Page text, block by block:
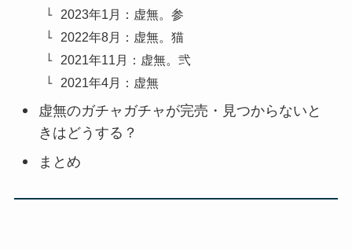
2023年1月：虚無。参
2022年8月：虚無。猫
2021年11月：虚無。弐
2021年4月：虚無
虚無のガチャガチャが完売・見つからないと
きはどうする？
まとめ